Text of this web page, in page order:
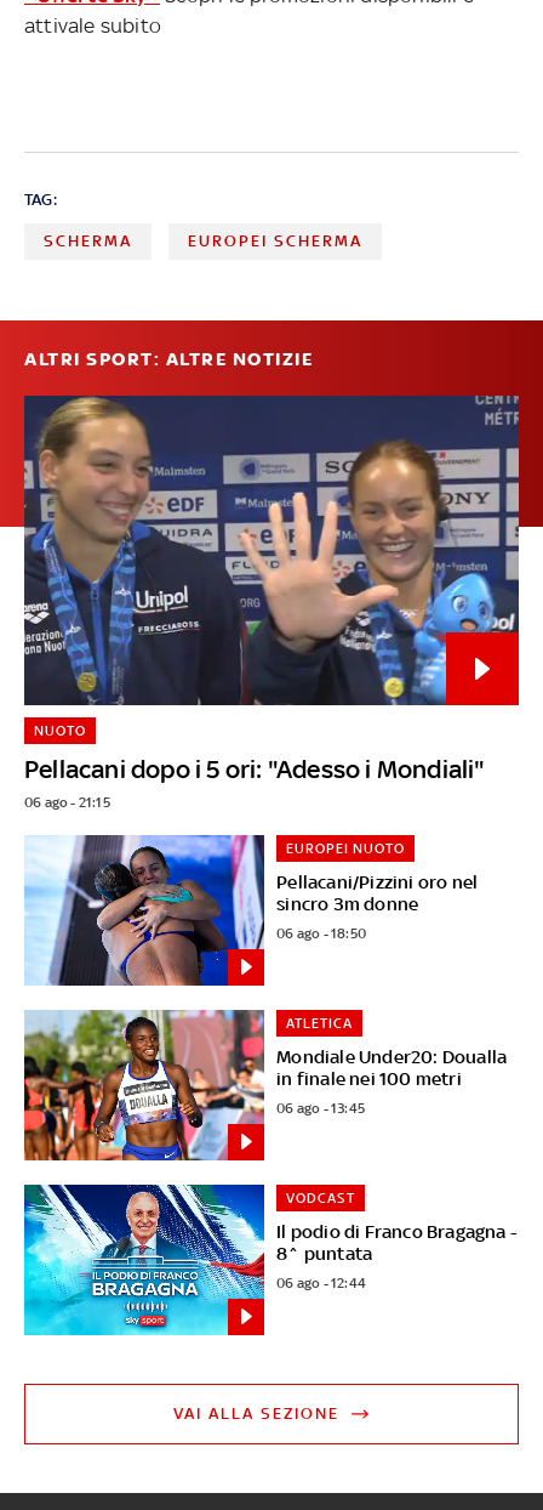
attivale subito
TAG:
SCHERMA EUROPEI SCHERMA
ALTRI SPORT: ALTRE NOTIZIE
Pellacani dopo i 5 ori: "Adesso i Mondiali"
NUOTO
06 ago - 21:15
Pellacani/Pizzini oro nel
sincro 3m donne
EUROPEI NUOTO
06 ago - 18:50
Mondiale Under20: Doualla
in finale nei 100 metri
ATLETICA
06 ago - 13:45
Il podio di Franco Bragagna -
8^ puntata
VODCAST
06 ago - 12:44
VAI ALLA SEZIONE